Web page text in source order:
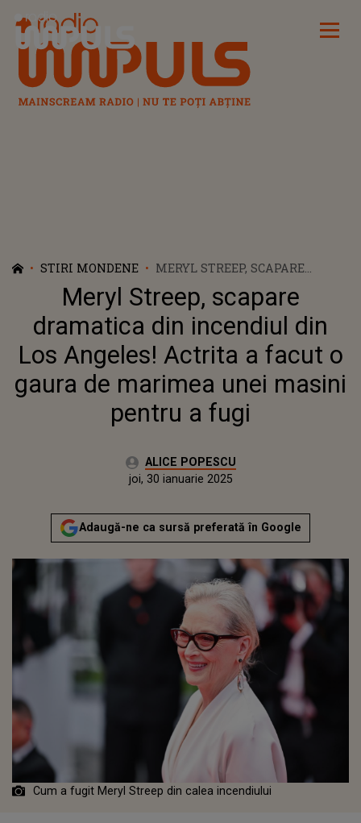
Radio Impuls
STIRI MONDENE
MERYL STREEP, SCAPARE
DIN LOS ANGELES! ACTRITA A
FACUT O GAURA DE MARIMEA
UNEI MASINI PENTRU A FUGI
Meryl Streep, scapare
dramatica din incendiul din
Los Angeles! Actrita a facut o
gaura de marimea unei masini
pentru a fugi
Autor:ALICE POPESCU
Actualizat:
joi, 30 ianuarie 2025
Adaugă-ne ca sursă preferată în Google
Cum a fugit Meryl Streep din calea incendiului